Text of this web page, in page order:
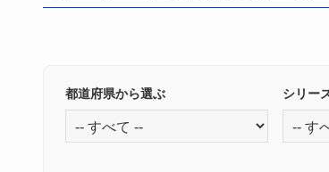
都道府県から選ぶ シリー